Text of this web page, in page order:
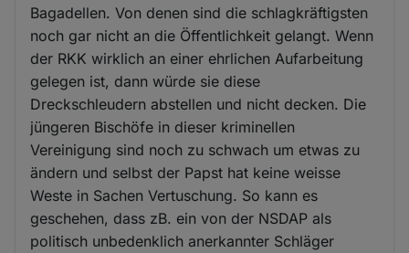
Bagadellen. Von denen sind die schlagkräftigsten
noch gar nicht an die Öffentlichkeit gelangt. Wenn
der RKK wirklich an einer ehrlichen Aufarbeitung
gelegen ist, dann würde sie diese
Dreckschleudern abstellen und nicht decken. Die
jüngeren Bischöfe in dieser kriminellen
Vereinigung sind noch zu schwach um etwas zu
ändern und selbst der Papst hat keine weisse
Weste in Sachen Vertuschung. So kann es
geschehen, dass zB. ein von der NSDAP als
politisch unbedenklich anerkannter Schläger